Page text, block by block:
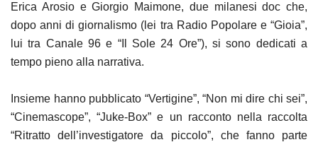
Erica Arosio e Giorgio Maimone, due milanesi doc che,
dopo anni di giornalismo (lei tra Radio Popolare e “Gioia”,
lui tra Canale 96 e “Il Sole 24 Ore”), si sono dedicati a
tempo pieno alla narrativa.
Insieme hanno pubblicato “Vertigine”, “Non mi dire chi sei”,
“Cinemascope”, “Juke-Box” e un racconto nella raccolta
“Ritratto dell’investigatore da piccolo”, che fanno parte